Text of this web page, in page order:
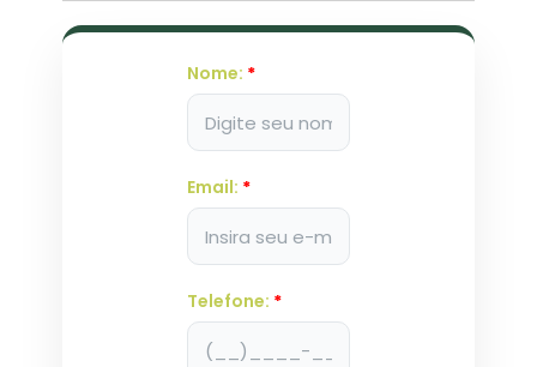
Nome: *
Email: *
Telefone: *